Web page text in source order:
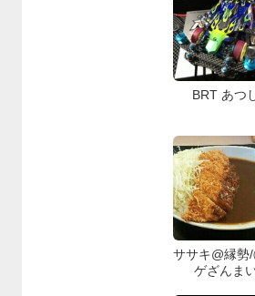
BRT あつ
ササキ@縁勢
ゲざんま